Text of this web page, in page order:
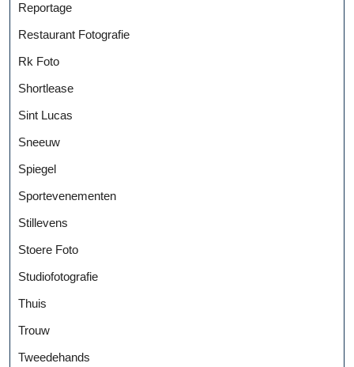
Reportage
Restaurant Fotografie
Rk Foto
Shortlease
Sint Lucas
Sneeuw
Spiegel
Sportevenementen
Stillevens
Stoere Foto
Studiofotografie
Thuis
Trouw
Tweedehands